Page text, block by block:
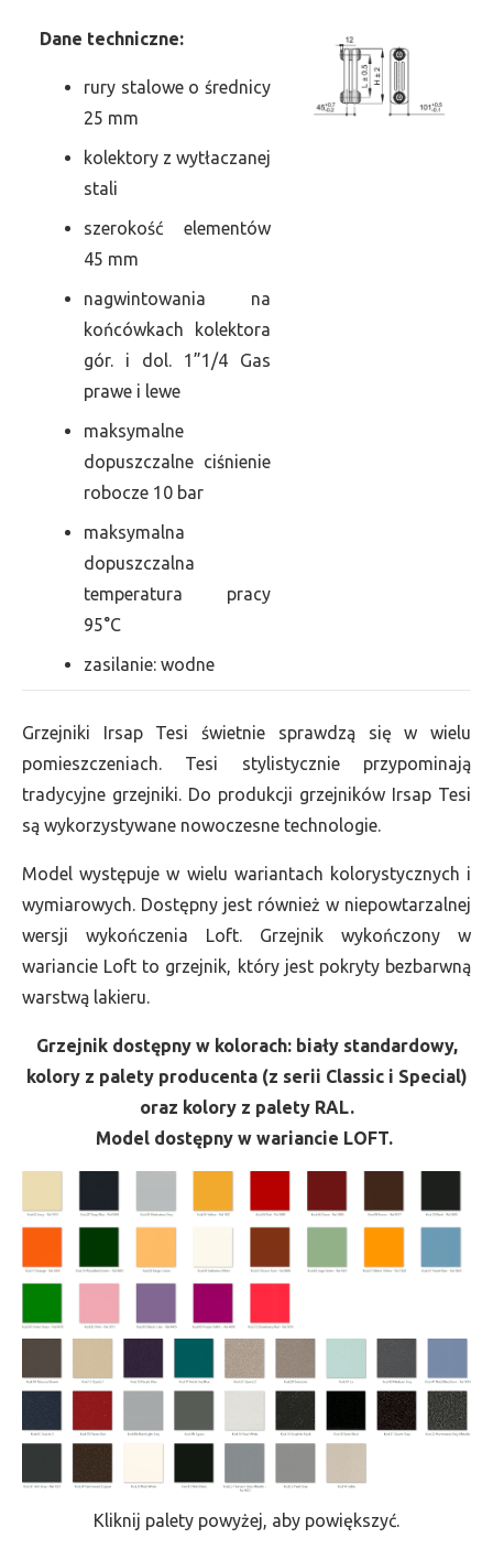
Dane techniczne:
rury stalowe o średnicy
25 mm
kolektory z wytłaczanej
stali
szerokość elementów
45 mm
nagwintowania na
końcówkach kolektora
gór. i dol. 1”1/4 Gas
prawe i lewe
maksymalne
dopuszczalne ciśnienie
robocze 10 bar
maksymalna
dopuszczalna
temperatura pracy
95°C
zasilanie: wodne
Grzejniki Irsap Tesi świetnie sprawdzą się w wielu
pomieszczeniach. Tesi stylistycznie przypominają
tradycyjne grzejniki. Do produkcji grzejników Irsap Tesi
są wykorzystywane nowoczesne technologie.
Model występuje w wielu wariantach kolorystycznych i
wymiarowych. Dostępny jest również w niepowtarzalnej
wersji wykończenia Loft. Grzejnik wykończony w
wariancie Loft to grzejnik, który jest pokryty bezbarwną
warstwą lakieru.
Grzejnik dostępny w kolorach: biały standardowy,
kolory z palety producenta (z serii Classic i Special)
oraz kolory z palety RAL.
Model dostępny w wariancie LOFT.
Kliknij palety powyżej, aby powiększyć.